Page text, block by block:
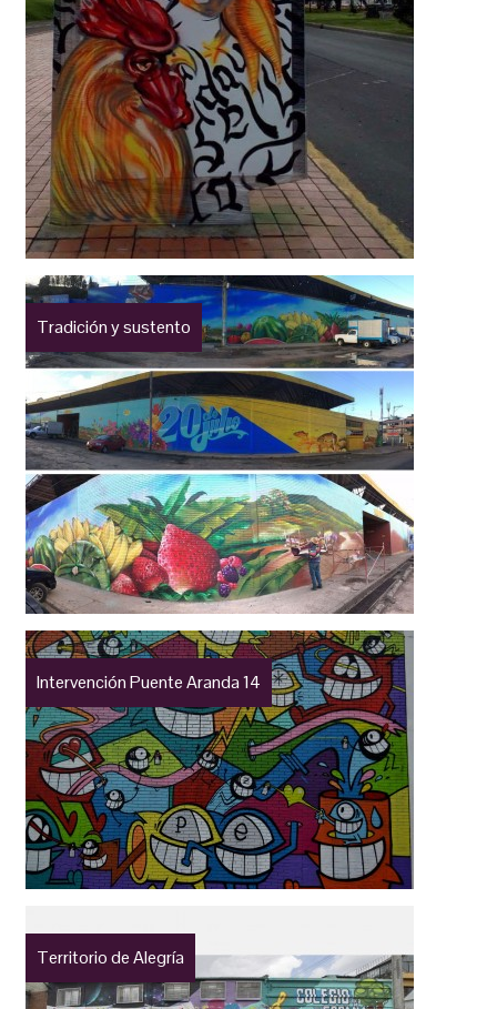
Tradición y sustento
Intervención Puente Aranda 14
Territorio de Alegría